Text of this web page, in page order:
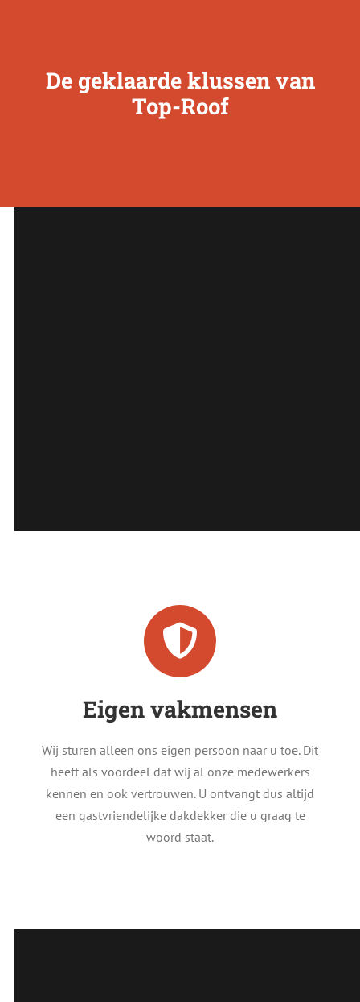
De geklaarde klussen van
Top-Roof
Eigen vakmensen
Wij sturen alleen ons eigen persoon naar u toe. Dit
heeft als voordeel dat wij al onze medewerkers
kennen en ook vertrouwen. U ontvangt dus altijd
een gastvriendelijke dakdekker die u graag te
woord staat.